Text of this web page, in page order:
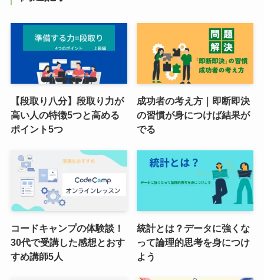
【段取り八分】段取り力が
高い人の特徴5つと高める
ポイント5つ
成功者の考え方｜即断即決
の習慣が身につけば結果が
でる
コードキャンプの体験談！
30代で受講した感想とおす
すめ講師5人
統計とは？データに強くな
って論理的思考を身につけ
よう